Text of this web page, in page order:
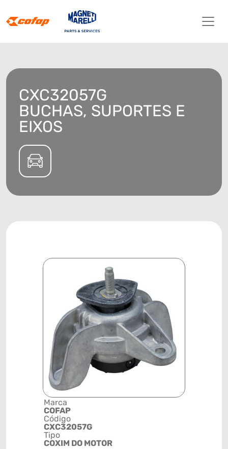
CXC32057G
BUCHAS, SUPORTES E
EIXOS
Marca
COFAP
Código
CXC32057G
Tipo
COXIM DO MOTOR